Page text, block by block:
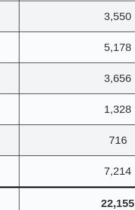
3,550
5,178
3,656
1,328
716
7,214
22,155